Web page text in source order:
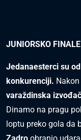
JUNIORSKO
Jedanaesterci su
konkurenciji.
varaždinska
Dinamo na pragu
loptu preko gola da